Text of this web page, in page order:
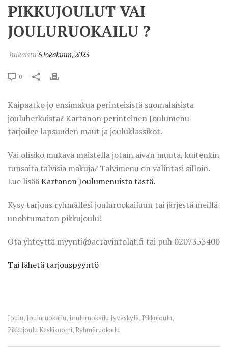
PIKKUJOULUT VAI
JOULURUOKAILU ?
Julkaistu 6 lokakuun, 2023
0
Kaipaatko jo ensimakua perinteisistä suomalaisista
jouluherkuista? Kartanon perinteinen Joulumenu
tarjoilee lapsuuden maut ja jouluklassikot.
Vai olisiko mukava maistella jotain aivan muuta, kuitenkin
runsaita talvisia makuja? Talvimenu on valintasi silloin.
Lue lisääKartanon Joulumenuista tästä.
Kysy tarjous ryhmällesi jouluruokailuun tai järjestä meillä
unohtumaton pikkujoulu!
Ota yhteyttä myynti@acravintolat.fi tai puh 0207353400
Tai lähetä tarjouspyyntö
Joulu Jouluruokailu Jouluruokailu Jyväskylä Pikkujoulu
Pikkujoulu Keskisuomi Ryhmäruokailu